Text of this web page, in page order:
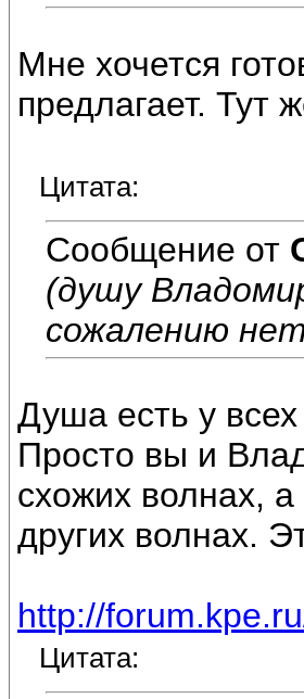
Мне хочется
предлагает. Тут
Цитата:
Сообщение от
(душу
сожалению
Душа есть у всех
Просто вы и
схожих волнах,
других волнах.
http://
Цитата: